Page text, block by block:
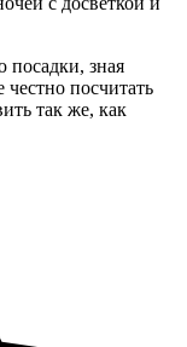
посадки, зная
посчитать
так же, как